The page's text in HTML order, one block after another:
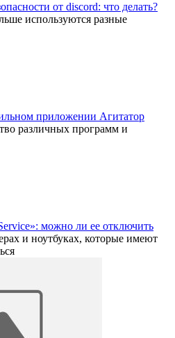
от discord: что делать?
используются разные
приложении Агитатор
различных программ и
можно ли ее отключить
и ноутбуках, которые имеют